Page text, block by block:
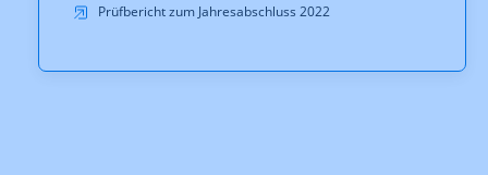
Prüfbericht zum Jahresabschluss 2022